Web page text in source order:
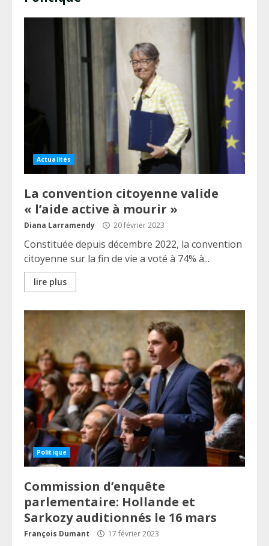
Actualités
La convention citoyenne valide
« l’aide active à mourir »
Diana Larramendy 20 février 2023
Constituée depuis décembre 2022, la convention
citoyenne sur la fin de vie a voté à 74% à...
lire plus
Politique
Commission d’enquête
parlementaire: Hollande et
Sarkozy auditionnés le 16 mars
François Dumant 17 février 2023